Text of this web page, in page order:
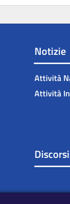
Notizie
Attività
Attività
Discorsi